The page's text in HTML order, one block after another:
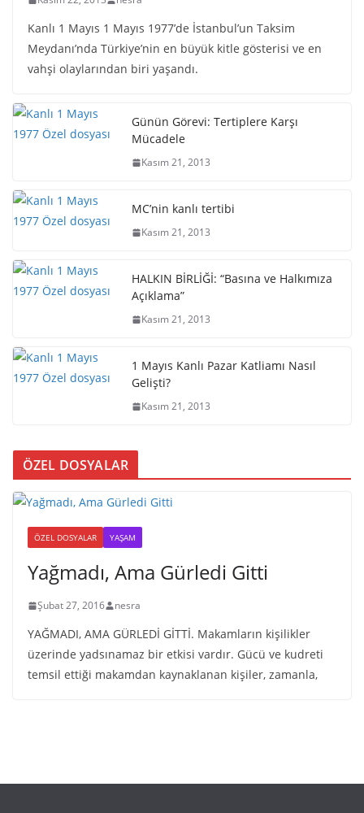
Kanlı 1 Mayıs 1 Mayıs 1977’de İstanbul’un Taksim
Meydanı’nda Türkiye’nin en büyük kitle gösterisi ve en
vahşi olaylarından biri yaşandı.
Günün Görevi: Tertiplere Karşı
Mücadele
Kasım 21, 2013
MC’nin kanlı tertibi
Kasım 21, 2013
HALKIN BİRLİĞİ: “Basına ve Halkımıza
Açıklama”
Kasım 21, 2013
1 Mayıs Kanlı Pazar Katliamı Nasıl
Gelişti?
Kasım 21, 2013
ÖZEL DOSYALAR
ÖZEL DOSYALAR YAŞAM
Yağmadı, Ama Gürledi Gitti
Şubat 27, 2016 nesra
YAĞMADI, AMA GÜRLEDİ GİTTİ. Makamların kişilikler
üzerinde yadsınamaz bir etkisi vardır. Gücü ve kudreti
temsil ettiği makamdan kaynaklanan kişiler, zamanla,